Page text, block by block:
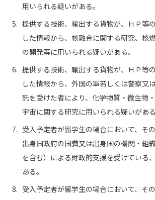
用いられる疑いがある。
提供する技術、輸出する貨物が、ＨＰ等
した情報から、核融合に関する研究、核
の開発等に用いられる疑いがある。
提供する技術、輸出する貨物が、ＨＰ等
した情報から、外国の軍若しくは警察又
託を受けた者により、化学物質・微生物
宇宙に関する研究に用いられる疑いがある
受入予定者が留学生の場合において、その
出身国政府の国費又は出身国の機関・組
を含む）による財政的支援を受けている
ある。
受入予定者が留学生の場合において、そ